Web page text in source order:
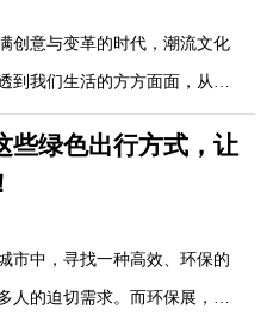
这些材料不仅质地柔软、手感
...
让每一个微小的行动都成为拯
的前沿阵地
来自全球的环保企业和创新
意与变革的时代，潮流文化
到我们生活的方方面面，从音
日常用品，无一不展现出其独
响力。
的盛宴中，《中国新说唱》
些绿色出行方式，让
中，寻找一种高效、环保的
人的迫切需求。而环保展，作